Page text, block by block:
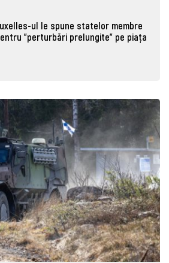
ul le spune statelor membre
"perturbări prelungite" pe piața